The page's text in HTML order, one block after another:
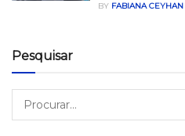
BY FABIANA CEYHAN
Pesquisar